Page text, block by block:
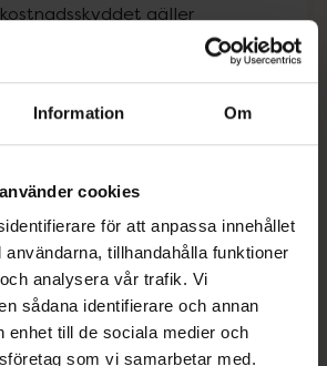
Information Om
cookies
för att anpassa innehållet
tillhandahålla funktioner
analysera vår trafik. Vi
sådana identifierare och annan
enhet till de sociala medier och
som vi samarbetar med.
gäller
kr
I apotek:334,60 kr
Dölj